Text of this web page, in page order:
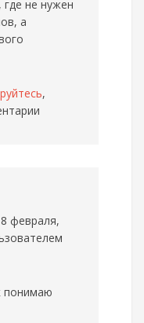
не нужен
а
,
февраля,
понимаю